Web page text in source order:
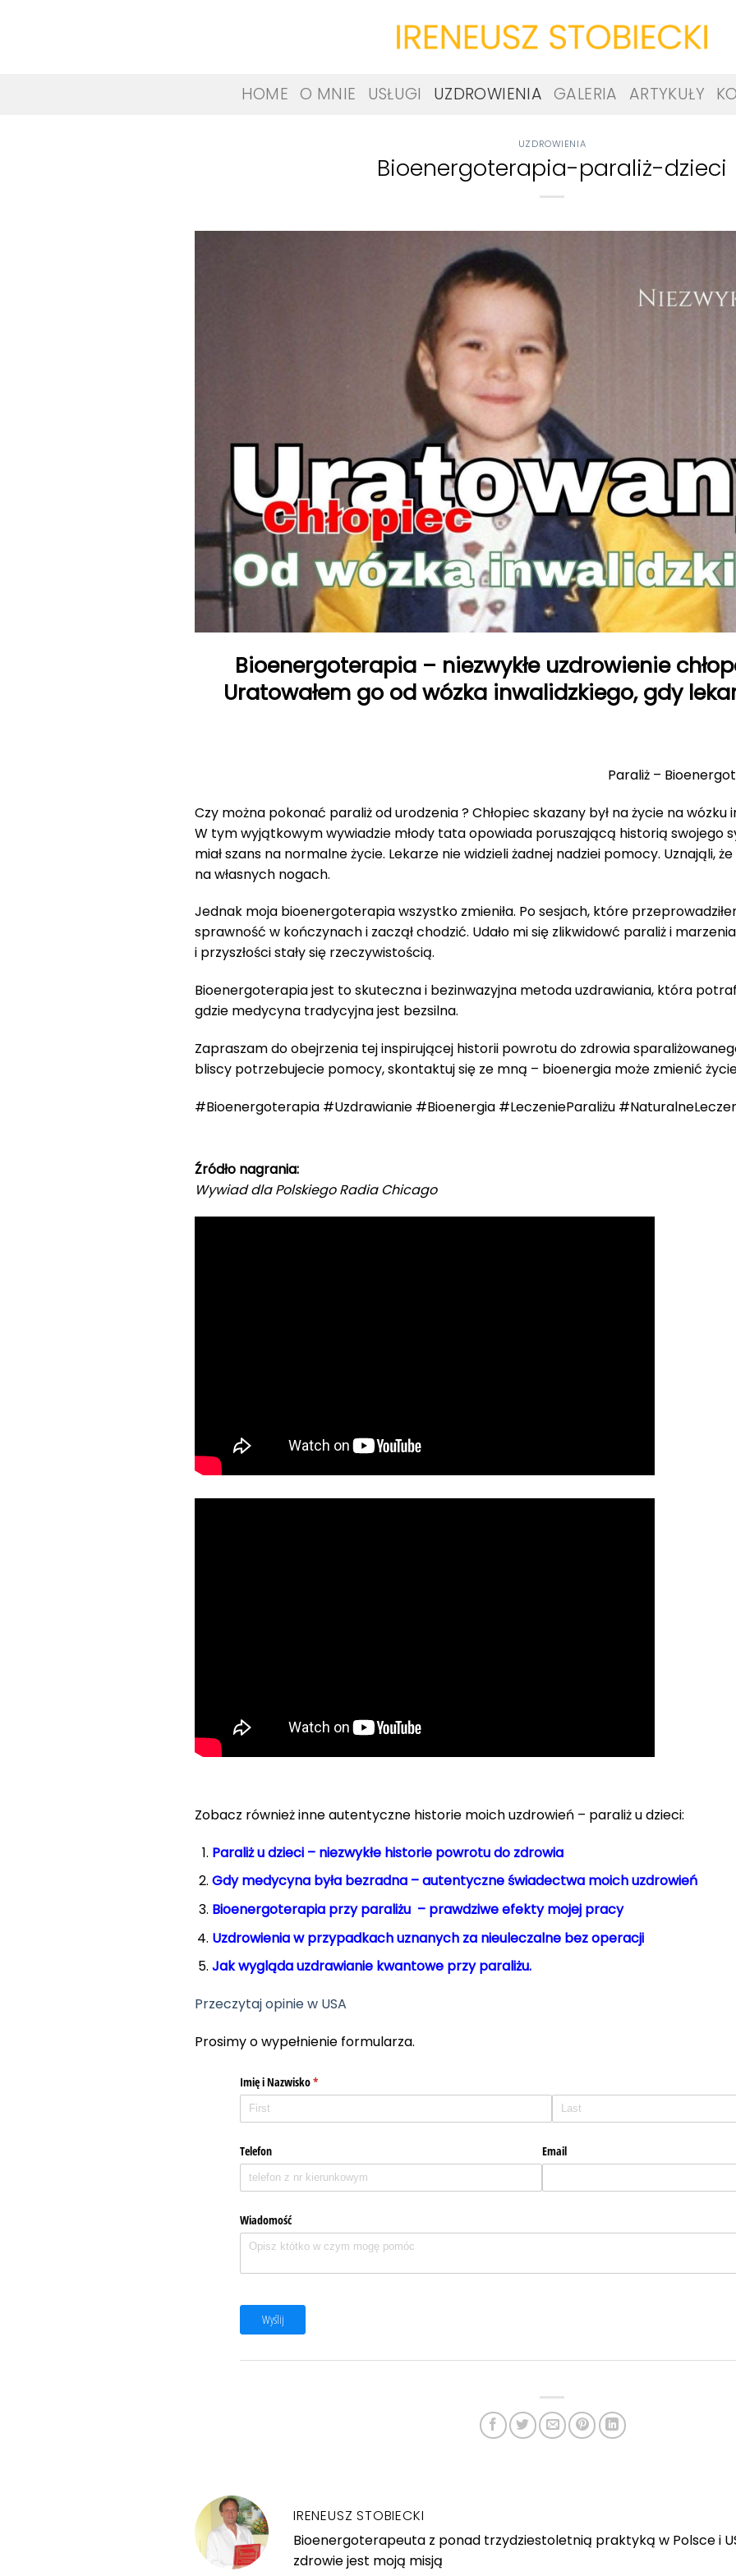
HOME O MNIE USŁUGI UZDROWIENIA GALERIA ARTYKUŁY
UZDROWIENIA
Bioenergoterapia-paraliż-dzieci
Bioenergoterapia – niezwykłe uzdrowienie
Uratowałem go od wózka inwalidzkiego, gdy
Paraliż –
Czy można pokonać paraliż od urodzenia ? Chłopiec skazany był na życie na wózku
W tym wyjątkowym wywiadzie młody tata opowiada poruszającą historią swojego
miał szans na normalne życie. Lekarze nie widzieli żadnej nadziei pomocy. Uznająli,
na własnych nogach.
Jednak moja bioenergoterapia wszystko zmieniła. Po sesjach, które
sprawność w kończynach i zaczął chodzić. Udało mi się zlikwidowć paraliż i
i przyszłości stały się rzeczywistością.
Bioenergoterapia jest to skuteczna i bezinwazyjna metoda uzdrawiania, która
gdzie medycyna tradycyjna jest bezsilna.
Zapraszam do obejrzenia tej inspirującej historii powrotu do zdrowia
bliscy potrzebujecie pomocy, skontaktuj się ze mną – bioenergia może zmienić
#Bioenergoterapia #Uzdrawianie #Bioenergia #LeczenieParaliżu
Źródło nagrania:
Wywiad dla Polskiego Radia Chicago
Zobacz również inne autentyczne historie moich uzdrowień – paraliż u dzieci:
Paraliż u dzieci – niezwykłe historie powrotu do zdrowia
Gdy medycyna była bezradna – autentyczne świadectwa moich uzdrowień
Bioenergoterapia przy paraliżu – prawdziwe efekty mojej pracy
Uzdrowienia w przypadkach uznanych za nieuleczalne bez operacji
Jak wygląda uzdrawianie kwantowe przy paraliżu.
Przeczytaj opinie w USA
Prosimy o wypełnienie formularza.
Imię i Nazwisko*
(required)
Telefon Email
Wiadomość
Wyślij
IRENEUSZ STOBIECKI
Bioenergoterapeuta z ponad trzydziestoletnią praktyką w Polsce i
zdrowie jest moją misją